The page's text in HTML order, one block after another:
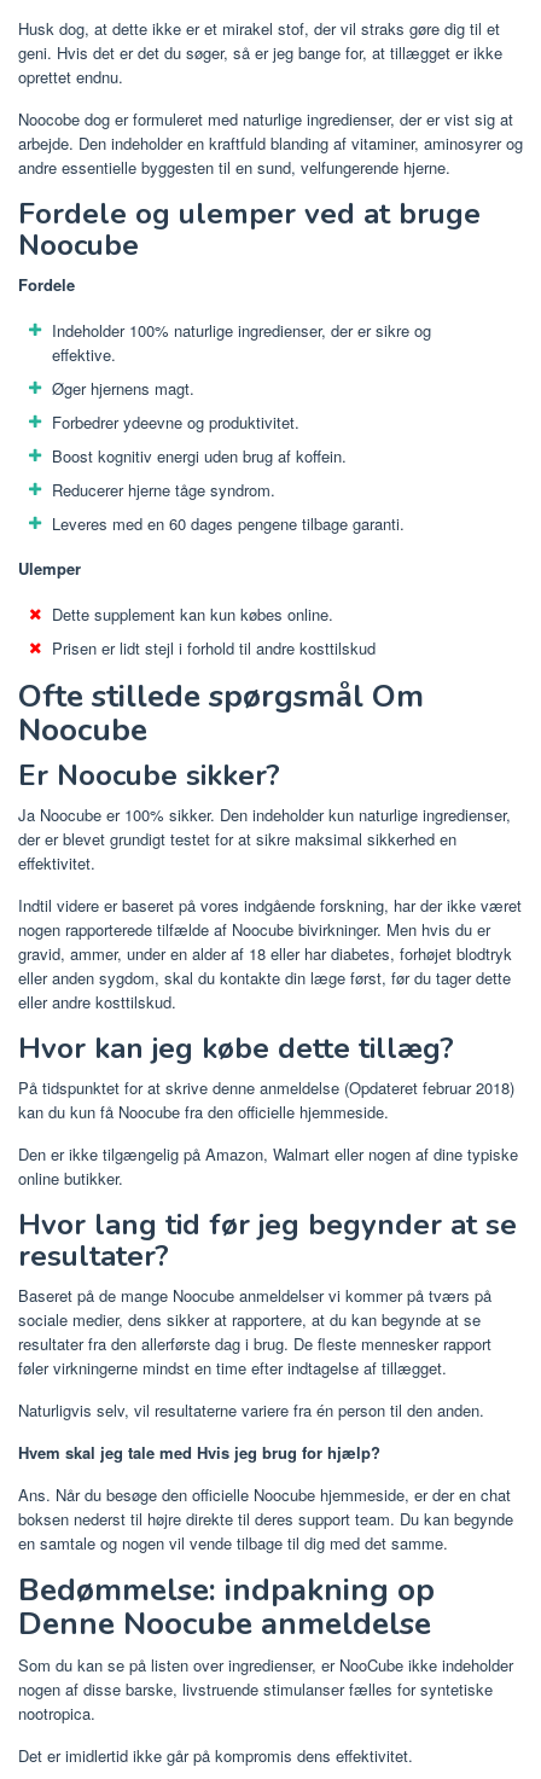
Husk dog, at dette ikke er et mirakel stof, der vil straks gøre dig til et
geni. Hvis det er det du søger, så er jeg bange for, at tillægget er ikke
oprettet endnu.
Noocobe dog er formuleret med naturlige ingredienser, der er vist sig at
arbejde. Den indeholder en kraftfuld blanding af vitaminer, aminosyrer og
andre essentielle byggesten til en sund, velfungerende hjerne.
Fordele og ulemper ved at bruge
Noocube
Fordele
Indeholder 100% naturlige ingredienser, der er sikre og
effektive.
Øger hjernens magt.
Forbedrer ydeevne og produktivitet.
Boost kognitiv energi uden brug af koffein.
Reducerer hjerne tåge syndrom.
Leveres med en 60 dages pengene tilbage garanti.
Ulemper
Dette supplement kan kun købes online.
Prisen er lidt stejl i forhold til andre kosttilskud
Ofte stillede spørgsmål Om
Noocube
Er Noocube sikker?
Ja Noocube er 100% sikker. Den indeholder kun naturlige ingredienser,
der er blevet grundigt testet for at sikre maksimal sikkerhed en
effektivitet.
Indtil videre er baseret på vores indgående forskning, har der ikke været
nogen rapporterede tilfælde af Noocube bivirkninger. Men hvis du er
gravid, ammer, under en alder af 18 eller har diabetes, forhøjet blodtryk
eller anden sygdom, skal du kontakte din læge først, før du tager dette
eller andre kosttilskud.
Hvor kan jeg købe dette tillæg?
På tidspunktet for at skrive denne anmeldelse (Opdateret februar 2018)
kan du kun få Noocube fra den officielle hjemmeside.
Den er ikke tilgængelig på Amazon, Walmart eller nogen af ​​dine typiske
online butikker.
Hvor lang tid før jeg begynder at se
resultater?
Baseret på de mange Noocube anmeldelser vi kommer på tværs på
sociale medier, dens sikker at rapportere, at du kan begynde at se
resultater fra den allerførste dag i brug. De fleste mennesker rapport
føler virkningerne mindst en time efter indtagelse af tillægget.
Naturligvis selv, vil resultaterne variere fra én person til den anden.
Hvem skal jeg tale med Hvis jeg brug for hjælp?
Ans. Når du besøge den officielle Noocube hjemmeside, er der en chat
boksen nederst til højre direkte til deres support team. Du kan begynde
en samtale og nogen vil vende tilbage til dig med det samme.
Bedømmelse: indpakning op
Denne Noocube anmeldelse
Som du kan se på listen over ingredienser, er NooCube ikke indeholder
nogen af ​​disse barske, livstruende stimulanser fælles for syntetiske
nootropica.
Det er imidlertid ikke går på kompromis dens effektivitet.